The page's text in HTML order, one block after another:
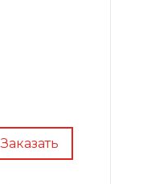
Заказать